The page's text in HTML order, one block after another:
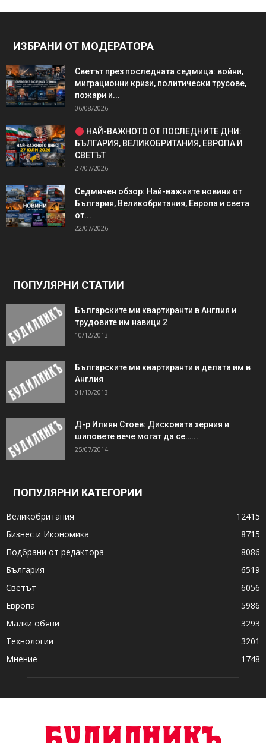
ИЗБРАНИ ОТ МОДЕРАТОРА
Светът през последната седмица: войни,
миграционни кризи, политически трусове,
пожари и...
06/08/2026
НАЙ-ВАЖНОТО ОТ ПОСЛЕДНИТЕ ДНИ:
БЪЛГАРИЯ, ВЕЛИКОБРИТАНИЯ, ЕВРОПА И
СВЕТЪТ
27/07/2026
Седмичен обзор: Най-важните новини от
България, Великобритания, Европа и света
от...
22/07/2026
ПОПУЛЯРНИ СТАТИИ
Българските ми квартиранти в Англия и
трудовите им навици 2
10/12/2013
Българските ми квартиранти и делата им в
Англия
01/10/2013
Д-р Илиян Стоев: Дисковата херния и
шиповете вече могат да се…...
25/07/2014
ПОПУЛЯРНИ КАТЕГОРИИ
Великобритания
12415
Бизнес и Икономика
8715
Подбрани от редактора
8086
България
6519
Светът
6056
Европа
5986
Малки обяви
3293
Технологии
3201
Мнение
1748